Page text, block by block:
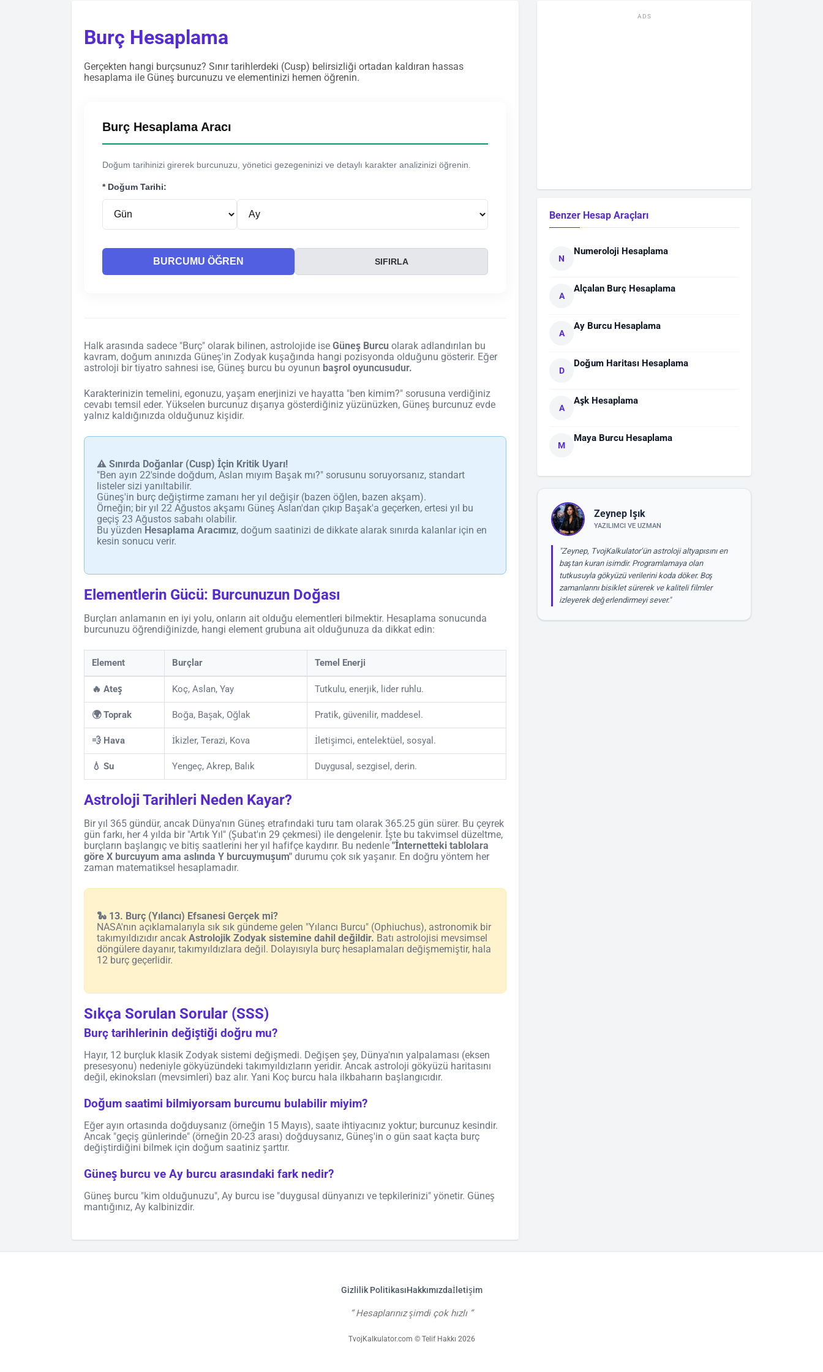
Burç Hesaplama
Gerçekten hangi burçsunuz? Sınır tarihlerdeki (Cusp) belirsizliği ortadan kaldıran hassas
hesaplama ile Güneş burcunuzu ve elementinizi hemen öğrenin.
Burç Hesaplama Aracı
Doğum tarihinizi girerek burcunuzu, yönetici gezegeninizi ve detaylı karakter analizinizi öğrenin.
* Doğum Tarihi:
BURCUMU ÖĞREN SIFIRLA
Halk arasında sadece "Burç" olarak bilinen, astrolojide ise Güneş Burcu olarak adlandırılan bu
kavram, doğum anınızda Güneş'in Zodyak kuşağında hangi pozisyonda olduğunu gösterir. Eğer
astroloji bir tiyatro sahnesi ise, Güneş burcu bu oyunun başrol oyuncusudur.
Karakterinizin temelini, egonuzu, yaşam enerjinizi ve hayatta "ben kimim?" sorusuna verdiğiniz
cevabı temsil eder. Yükselen burcunuz dışarıya gösterdiğiniz yüzünüzken, Güneş burcunuz evde
yalnız kaldığınızda olduğunuz kişidir.
⚠️ Sınırda Doğanlar (Cusp) İçin Kritik Uyarı!
"Ben ayın 22'sinde doğdum, Aslan mıyım Başak mı?" sorusunu soruyorsanız, standart
listeler sizi yanıltabilir.
Güneş'in burç değiştirme zamanı her yıl değişir (bazen öğlen, bazen akşam).
Örneğin; bir yıl 22 Ağustos akşamı Güneş Aslan'dan çıkıp Başak'a geçerken, ertesi yıl bu
geçiş 23 Ağustos sabahı olabilir.
Bu yüzden Hesaplama Aracımız, doğum saatinizi de dikkate alarak sınırda kalanlar için en
kesin sonucu verir.
Elementlerin Gücü: Burcunuzun Doğası
Burçları anlamanın en iyi yolu, onların ait olduğu elementleri bilmektir. Hesaplama sonucunda
burcunuzu öğrendiğinizde, hangi element grubuna ait olduğunuza da dikkat edin:
Element Burçlar Temel Enerji
🔥 Ateş Koç, Aslan, Yay Tutkulu, enerjik, lider ruhlu.
🌍 Toprak Boğa, Başak, Oğlak Pratik, güvenilir, maddesel.
💨 Hava İkizler, Terazi, Kova İletişimci, entelektüel, sosyal.
💧 Su Yengeç, Akrep, Balık Duygusal, sezgisel, derin.
Astroloji Tarihleri Neden Kayar?
Bir yıl 365 gündür, ancak Dünya'nın Güneş etrafındaki turu tam olarak 365.25 gün sürer. Bu çeyrek
gün farkı, her 4 yılda bir "Artık Yıl" (Şubat'ın 29 çekmesi) ile dengelenir. İşte bu takvimsel düzeltme,
burçların başlangıç ve bitiş saatlerini her yıl hafifçe kaydırır. Bu nedenle "İnternetteki tablolara
göre X burcuyum ama aslında Y burcuymuşum" durumu çok sık yaşanır. En doğru yöntem her
zaman matematiksel hesaplamadır.
🐍 13. Burç (Yılancı) Efsanesi Gerçek mi?
NASA'nın açıklamalarıyla sık sık gündeme gelen "Yılancı Burcu" (Ophiuchus), astronomik bir
takımyıldızıdır ancak Astrolojik Zodyak sistemine dahil değildir. Batı astrolojisi mevsimsel
döngülere dayanır, takımyıldızlara değil. Dolayısıyla burç hesaplamaları değişmemiştir, hala
12 burç geçerlidir.
Sıkça Sorulan Sorular (SSS)
Burç tarihlerinin değiştiği doğru mu?
Hayır, 12 burçluk klasik Zodyak sistemi değişmedi. Değişen şey, Dünya'nın yalpalaması (eksen
presesyonu) nedeniyle gökyüzündeki takımyıldızların yeridir. Ancak astroloji gökyüzü haritasını
değil, ekinoksları (mevsimleri) baz alır. Yani Koç burcu hala ilkbaharın başlangıcıdır.
Doğum saatimi bilmiyorsam burcumu bulabilir miyim?
Eğer ayın ortasında doğduysanız (örneğin 15 Mayıs), saate ihtiyacınız yoktur; burcunuz kesindir.
Ancak "geçiş günlerinde" (örneğin 20-23 arası) doğduysanız, Güneş'in o gün saat kaçta burç
değiştirdiğini bilmek için doğum saatiniz şarttır.
Güneş burcu ve Ay burcu arasındaki fark nedir?
Güneş burcu "kim olduğunuzu", Ay burcu ise "duygusal dünyanızı ve tepkilerinizi" yönetir. Güneş
mantığınız, Ay kalbinizdir.
ADS
Benzer Hesap Araçları
N
Numeroloji Hesaplama
A
Alçalan Burç Hesaplama
A
Ay Burcu Hesaplama
D
Doğum Haritası Hesaplama
A
Aşk Hesaplama
M
Maya Burcu Hesaplama
Zeynep Işık
YAZILIMCI VE UZMAN
"Zeynep, TvojKalkulator’ün astroloji altyapısını en
baştan kuran isimdir. Programlamaya olan
tutkusuyla gökyüzü verilerini koda döker. Boş
zamanlarını bisiklet sürerek ve kaliteli filmler
izleyerek değerlendirmeyi sever."
Gizlilik PolitikasıHakkımızdaİletişim
Hesaplarınız şimdi çok hızlı
TvojKalkulator.com © Telif Hakkı 2026